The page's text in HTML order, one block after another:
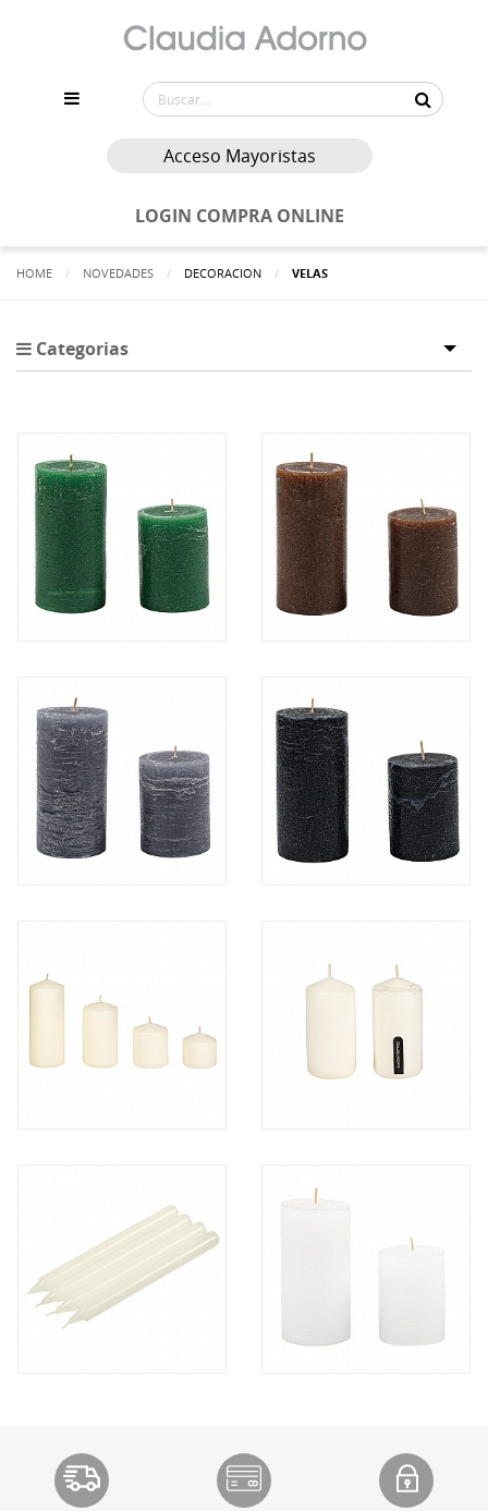
Acceso Mayoristas
LOGIN COMPRA ONLINE
HOME NOVEDADES DECORACION ACTUALMENTE:
VELAS
Categorias